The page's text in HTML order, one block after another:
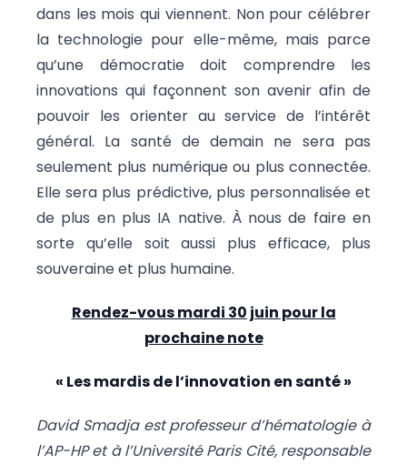
dans les mois qui viennent. Non pour célébrer
la technologie pour elle-même, mais parce
qu’une démocratie doit comprendre les
innovations qui façonnent son avenir afin de
pouvoir les orienter au service de l’intérêt
général. La santé de demain ne sera pas
seulement plus numérique ou plus connectée.
Elle sera plus prédictive, plus personnalisée et
de plus en plus IA native. À nous de faire en
sorte qu’elle soit aussi plus efficace, plus
souveraine et plus humaine.
Rendez-vous mardi 30 juin pour la
prochaine note
« Les mardis de l’innovation en santé »
David Smadja est professeur d’hématologie à
l’AP-HP et à l’Université Paris Cité, responsable